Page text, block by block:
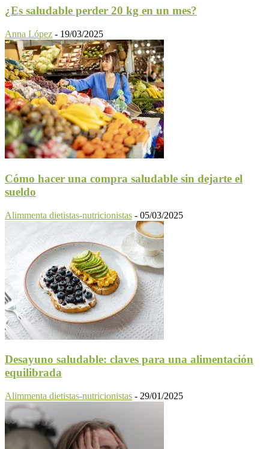
¿Es saludable perder 20 kg en un mes?
Anna López - 19/03/2025
Cómo hacer una compra saludable sin dejarte el
sueldo
Alimmenta dietistas-nutricionistas - 05/03/2025
Desayuno saludable: claves para una alimentación
equilibrada
Alimmenta dietistas-nutricionistas - 29/01/2025